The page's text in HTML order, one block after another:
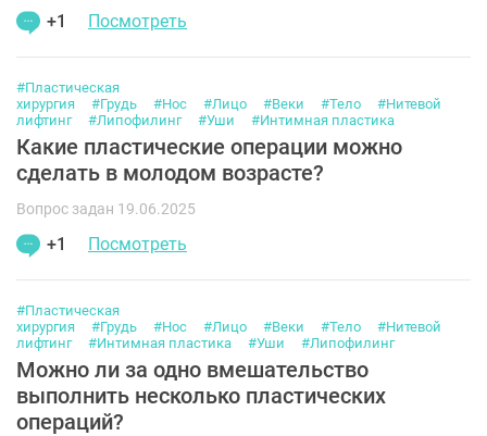
+1 Посмотреть
#Пластическая
хирургия
#Грудь #Нос #Лицо #Веки #Тело
#Нитевой
лифтинг
#Липофилинг #Уши #Интимная пластика
Какие пластические операции можно
сделать в молодом возрасте?
Вопрос задан 19.06.2025
+1 Посмотреть
#Пластическая
хирургия
#Грудь #Нос #Лицо #Веки #Тело
#Нитевой
лифтинг
#Интимная пластика #Уши #Липофилинг
Можно ли за одно вмешательство
выполнить несколько пластических
операций?